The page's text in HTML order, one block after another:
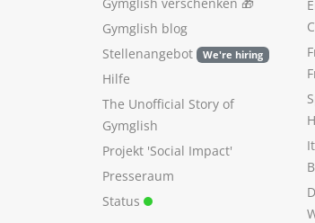
Gymglish blog
Stellenangebot
We're hiring
Hilfe
The Unofficial Story of
Gymglish
Projekt 'Social Impact'
Presseraum
Status